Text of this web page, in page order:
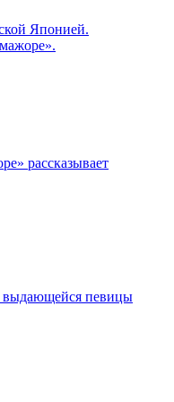
Японией.
рассказывает
выдающейся певицы